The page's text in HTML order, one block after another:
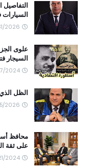
التفاصيل
1/31/2026
علوى
السيجار
7/17/2024
الظل
8/05/2026
محافظ
على ثقة
7/21/2024